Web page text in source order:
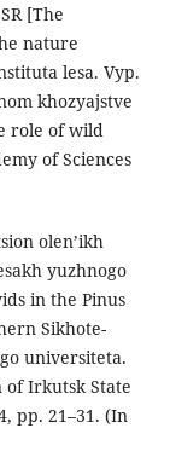
[The
nature
lesa. Vyp.
khozyajstve
role of wild
of Sciences
olen’ikh
yuzhnogo
in the Pinus
Sikhote-
universiteta.
of Irkutsk State
pp. 21–31. (In